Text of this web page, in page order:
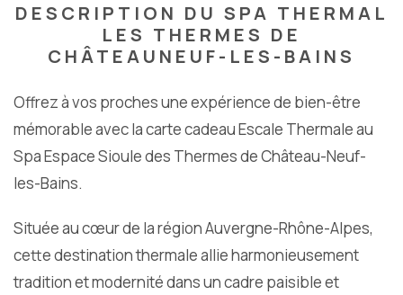
DESCRIPTION DU SPA THERMAL
LES THERMES DE
CHÂTEAUNEUF-LES-BAINS
Offrez à vos proches une expérience de bien-être
mémorable avec la carte cadeau Escale Thermale au
Spa Espace Sioule des Thermes de Château-Neuf-
les-Bains.
Située au cœur de la région Auvergne-Rhône-Alpes,
cette destination thermale allie harmonieusement
tradition et modernité dans un cadre paisible et